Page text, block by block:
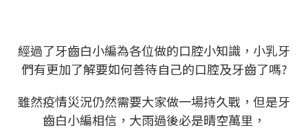
經過了牙齒白小編為各位做的口腔小知識，小乳牙
們有更加了解要如何善待自己的口腔及牙齒了嗎?
雖然疫情災況仍然需要大家做一場持久戰，但是牙
齒白小編相信，大雨過後必是晴空萬里，